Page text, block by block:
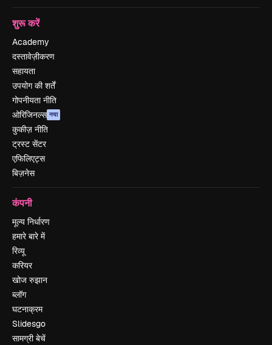
शुरू करें
Academy
दस्तावेज़ीकरण
सहायता
उपयोग की शर्तें
गोपनीयता नीति
ओरिजिनल्स नया
कुकीज़ नीति
ट्रस्ट सेंटर
एफिलिएट्स
बिज़नेस
कंपनी
मूल्य निर्धारण
हमारे बारे में
रिव्यू
करियर
खोज रुझान
ब्लॉग
घटनाक्रम
Slidesgo
सामग्री बेचें